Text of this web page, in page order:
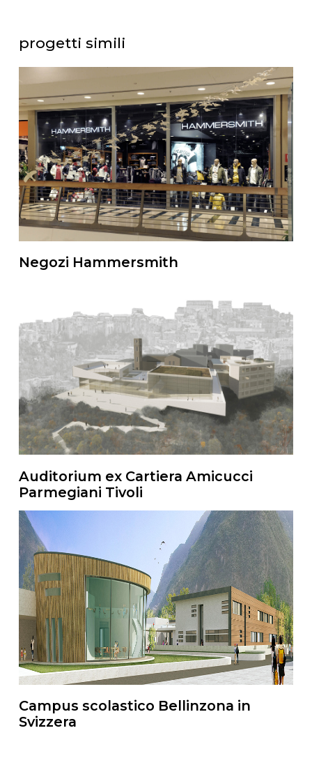
progetti simili
Negozi Hammersmith
Auditorium ex Cartiera Amicucci
Parmegiani Tivoli
Campus scolastico Bellinzona in
Svizzera